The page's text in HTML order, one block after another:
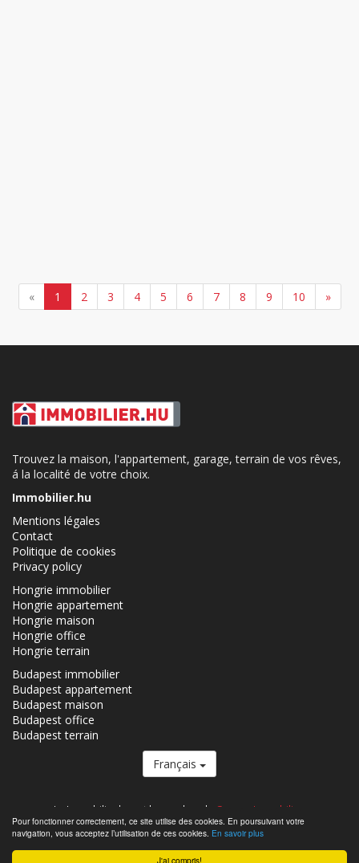
J'ai compris!
Pour fonctionner correctement, ce site utilise des cookies. En poursuivant votre
navigation, vous acceptez l’utilisation de ces cookies. En savoir plus
« 1 2 3 4 5 6 7 8 9 10 »
Trouvez la maison, l'appartement, garage, terrain de vos rêves,
á la localité de votre choix.
Immobilier.hu
Mentions légales
Contact
Politique de cookies
Privacy policy
Hongrie immobilier
Hongrie appartement
Hongrie maison
Hongrie office
Hongrie terrain
Budapest immobilier
Budapest appartement
Budapest maison
Budapest office
Budapest terrain
Français
Le Immobilier.hu est le membre du
Groupe Immobilier.
Immobiliers á vendre en Hongrie - Immobilier.hu © 2026 Tous droits
réservés